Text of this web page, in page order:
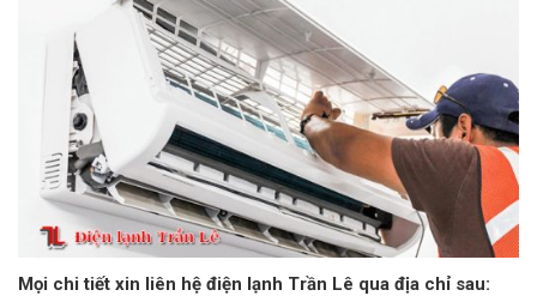
Mọi chi tiết xin liên hệ điện lạnh Trần Lê qua địa chỉ sau: